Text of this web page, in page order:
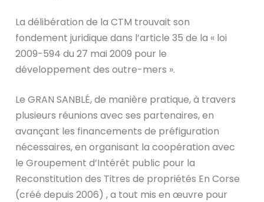
La délibération de la CTM trouvait son
fondement juridique dans l’article 35 de la « loi
2009-594 du 27 mai 2009 pour le
développement des outre-mers ».
Le GRAN SANBLÉ, de manière pratique, à travers
plusieurs réunions avec ses partenaires, en
avançant les financements de préfiguration
nécessaires, en organisant la coopération avec
le Groupement d’Intérêt public pour la
Reconstitution des Titres de propriétés En Corse
(créé depuis 2006) , a tout mis en œuvre pour